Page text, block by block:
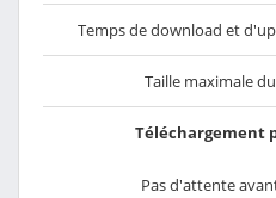
Temps de download et
Taille maximale
Téléchargement
Pas d'attente